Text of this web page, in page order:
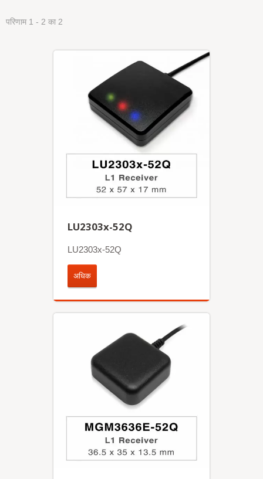
परिणाम 1 - 2 का 2
LU2303x-52Q
LU2303x-52Q
अधिक